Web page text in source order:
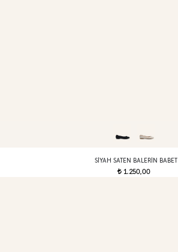
SIYAH SATEN BALERIN BABET
t1.250,00